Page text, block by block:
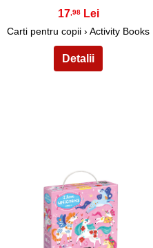
17,98
Carti pentru copii › Activity Books
19